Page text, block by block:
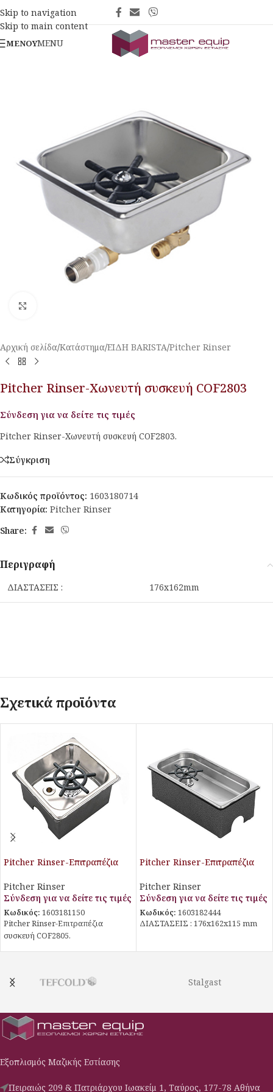
Skip to navigation
Skip to main content
ΜΕΝΟΎMENU
Αρχική σελίδα/Κατάστημα/ΕΙΔΗ BARISTA/Pitcher Rinser
Pitcher Rinser-Χωνευτή συσκευή COF2803
Σύνδεση για να δείτε τις τιμές
Pitcher Rinser-Χωνευτή συσκευή COF2803.
Σύγκριση
Κωδικός προϊόντος: 1603180714
Κατηγορία: Pitcher Rinser
Share:
Περιγραφή
ΔΙΑΣΤΑΣΕΙΣ : 176x162mm
Σχετικά προϊόντα
Pitcher Rinser-Επιτραπέζια
Pitcher Rinser
Σύνδεση για να δείτε τις τιμές
Κωδικός: 1603181150
Pitcher Rinser-Επιτραπέζια
συσκευή COF2805.
Pitcher Rinser-Επιτραπέζια
Pitcher Rinser
Σύνδεση για να δείτε τις τιμές
Κωδικός: 1603182444
ΔΙΑΣΤΑΣΕΙΣ : 176x162x115 mm
Stalgast
Εξοπλισμός Μαζικής Εστίασης
Πειραιώς 209 & Πατριάρχου Ιωακείμ 1, Ταύρος, 177-78 Αθήνα